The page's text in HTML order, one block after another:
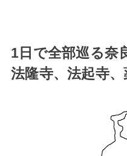
1日で全部巡る奈
法隆寺、法起寺